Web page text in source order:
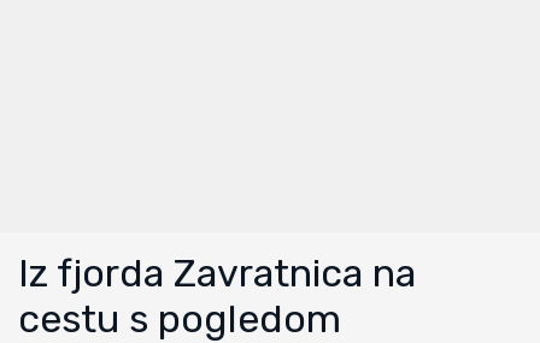
Iz fjorda Zavratnica na
cestu s pogledom